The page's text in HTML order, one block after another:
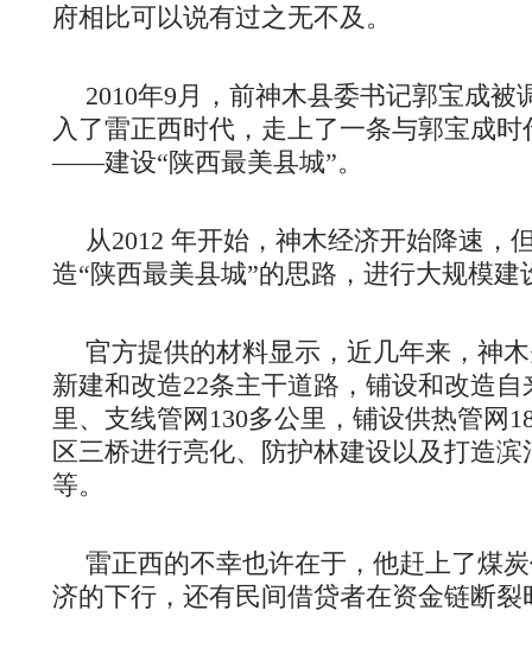
府相比可以说有过之无不及。
2010年9月，前神木县委书记郭宝成被
入了雷正西时代，走上了一条与郭宝成
——建设“陕西最美县城”。
从2012 年开始，神木经济开始降速，
造“陕西最美县城”的思路，进行大规模建
官方提供的材料显示，近几年来，神
新建和改造22条主干道路，铺设和改造自
里、支线管网130多公里，铺设供热管网
区三桥进行亮化、防护林建设以及打造
等。
雷正西的不幸也许在于，他赶上了煤
济的下行，还有民间借贷者在资金链断